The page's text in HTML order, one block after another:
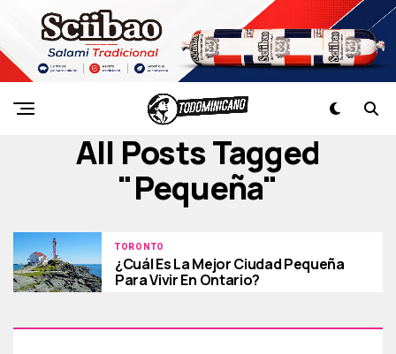
All Posts Tagged
"pequeña"
TORONTO
¿Cuál Es La Mejor Ciudad Pequeña
Para Vivir En Ontario?